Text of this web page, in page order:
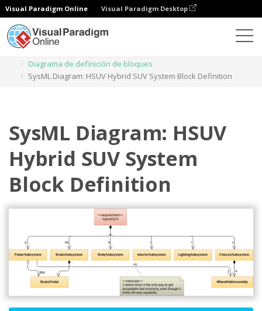
Visual Paradigm Online Visual Paradigm Desktop
Diagrama de definición de bloques
SysML Diagram: HSUV Hybrid SUV System Block Definition
SysML Diagram: HSUV
Hybrid SUV System
Block Definition